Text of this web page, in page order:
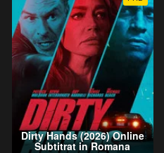
Dirty Hands (2026) Online
Subtitrat in Romana